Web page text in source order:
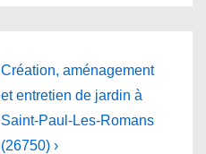
Next
Post
is
Création, aménagement
et entretien de jardin à
Saint-Paul-Les-Romans
(26750) ›